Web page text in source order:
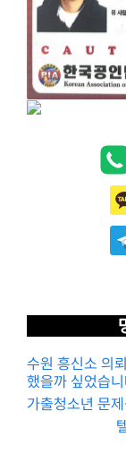
수원 흥신소 의
했을까 싶었습
가출청소년 문